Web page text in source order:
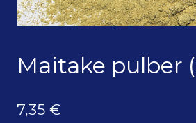
Maitake pulber
7,35 €